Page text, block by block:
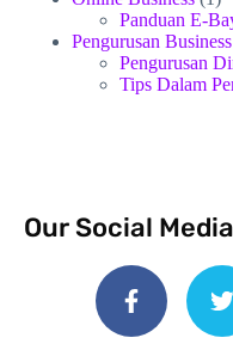
Panduan E-
Pengurusan Business
Pengurusan
Tips Dalam
Our Social Media